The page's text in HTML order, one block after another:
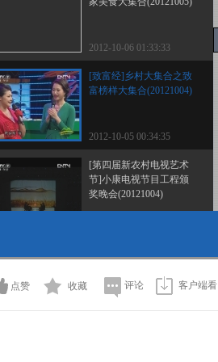
2012-10-06 01:33:33
[致富经]乡村大集合之致
富榜样大集合(20121004)
2012-10-05 00:34:35
[第四届新农村电视艺术
节]小康电视节目工程颁
奖晚会(20121004)
2012-10-03 23:22:18
点赞 收藏 评论 客户端看